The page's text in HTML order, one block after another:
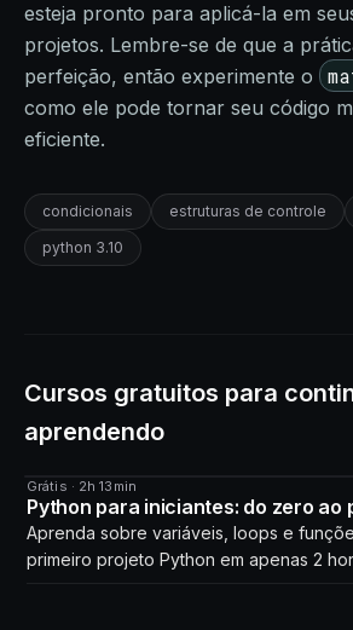
esteja pronto para aplicá-la em
projetos. Lembre-se de que a
perfeição, então experimente o
como ele pode tornar seu código
eficiente.
condicionais estruturas de controle
python 3.10
Cursos gratuitos para
aprendendo
CURSO
Grátis · 2h 13min
Python para iniciantes: do zero ao
Aprenda sobre variáveis, loops e
primeiro projeto Python em apenas 2